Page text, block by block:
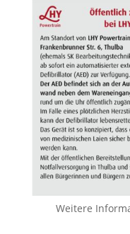
Weitere